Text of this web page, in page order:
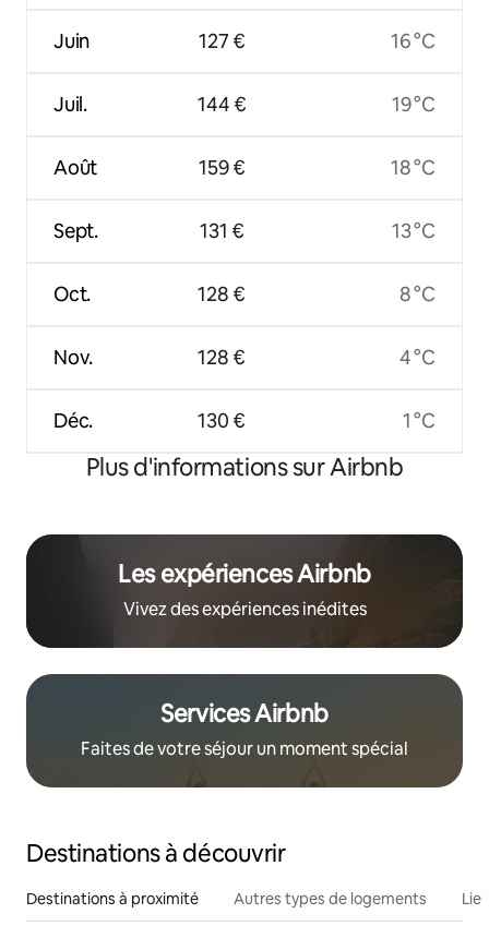
Juin
Juil.
Août
Sept.
Oct.
Nov.
Déc.
127 €
144 €
159 €
131 €
128 €
128 €
130 €
16 °C
19 °C
18 °C
13 °C
8 °C
4 °C
1 °C
Plus d'informations sur Airbnb
Les expériences Airbnb
Vivez des expériences inédites
Services Airbnb
Faites de votre séjour un moment spécial
Destinations à découvrir
Destinations à proximité Autres types de logements